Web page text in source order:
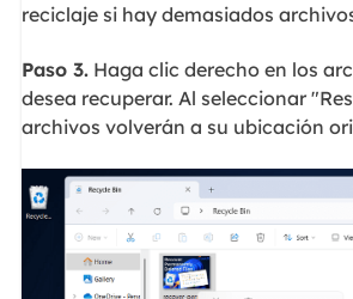
reciclaje si hay demasiados
Paso 3.Haga clic derecho en los
desea recuperar. Al seleccionar
archivos volverán a su ubicación